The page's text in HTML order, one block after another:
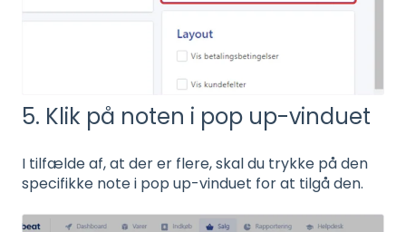
5. Klik på noten i pop up-vinduet
I tilfælde af, at der er flere, skal du trykke på den
specifikke note i pop up-vinduet for at tilgå den.